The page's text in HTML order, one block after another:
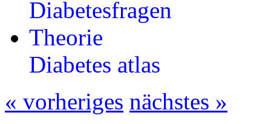
Diabetesfragen
Theorie
Diabetes atlas
« vorheriges nächstes »